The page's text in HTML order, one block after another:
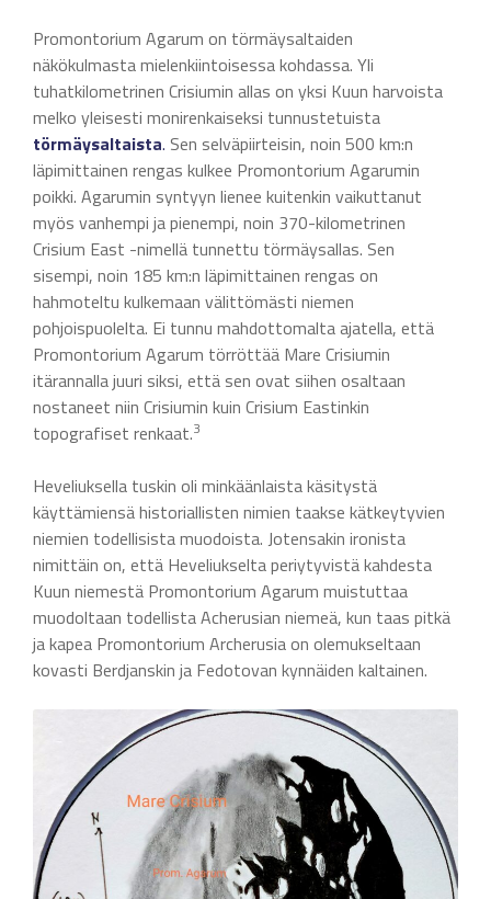
Promontorium Agarum on törmäysaltaiden
näkökulmasta mielenkiintoisessa kohdassa. Yli
tuhatkilometrinen Crisiumin allas on yksi Kuun harvoista
melko yleisesti monirenkaiseksi tunnustetuista
törmäysaltaista. Sen selväpiirteisin, noin 500 km:n
läpimittainen rengas kulkee Promontorium Agarumin
poikki. Agarumin syntyyn lienee kuitenkin vaikuttanut
myös vanhempi ja pienempi, noin 370-kilometrinen
Crisium East -nimellä tunnettu törmäysallas. Sen
sisempi, noin 185 km:n läpimittainen rengas on
hahmoteltu kulkemaan välittömästi niemen
pohjoispuolelta. Ei tunnu mahdottomalta ajatella, että
Promontorium Agarum törröttää Mare Crisiumin
itärannalla juuri siksi, että sen ovat siihen osaltaan
nostaneet niin Crisiumin kuin Crisium Eastinkin
topografiset renkaat.3
Heveliuksella tuskin oli minkäänlaista käsitystä
käyttämiensä historiallisten nimien taakse kätkeytyvien
niemien todellisista muodoista. Jotensakin ironista
nimittäin on, että Heveliukselta periytyvistä kahdesta
Kuun niemestä Promontorium Agarum muistuttaa
muodoltaan todellista Acherusian niemeä, kun taas pitkä
ja kapea Promontorium Archerusia on olemukseltaan
kovasti Berdjanskin ja Fedotovan kynnäiden kaltainen.